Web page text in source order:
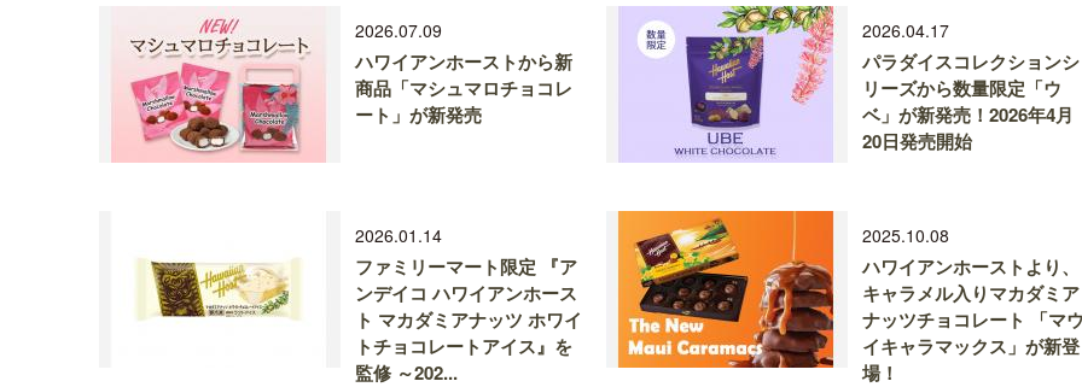
2026.07.09
ハワイアンホーストから新
商品「マシュマロチョコレ
ート」が新発売
2026.04.17
パラダイスコレクションシ
リーズから数量限定「ウ
ベ」が新発売！2026年4月
20日発売開始
2026.01.14
ファミリーマート限定 『ア
ンデイコ ハワイアンホース
ト マカダミアナッツ ホワイ
トチョコレートアイス』を
監修 ～202...
2025.10.08
ハワイアンホーストより、
キャラメル入りマカダミア
ナッツチョコレート 「マウ
イキャラマックス」が新登
場！